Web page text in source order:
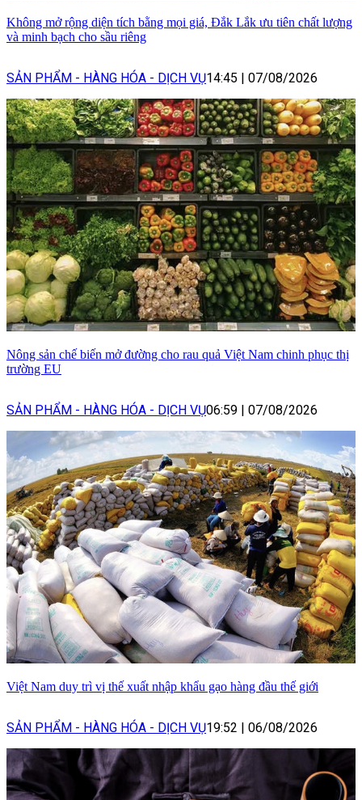
Không mở rộng diện tích bằng mọi giá, Đắk Lắk ưu tiên chất lượng
và minh bạch cho sầu riêng
SẢN PHẨM - HÀNG HÓA - DỊCH VỤ14:45 07/08/2026
Nông sản chế biến mở đường cho rau quả Việt Nam chinh phục thị
trường EU
SẢN PHẨM - HÀNG HÓA - DỊCH VỤ06:59 07/08/2026
Việt Nam duy trì vị thế xuất nhập khẩu gạo hàng đầu thế giới
SẢN PHẨM - HÀNG HÓA - DỊCH VỤ19:52 06/08/2026